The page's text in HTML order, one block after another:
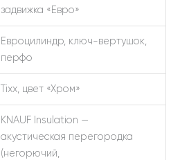
задвижка «Евро»
Евроцилиндр, ключ-вертушок,
перфо
Tixx, цвет «Хром»
KNAUF Insulation —
акустическая перегородка
(негорючий,